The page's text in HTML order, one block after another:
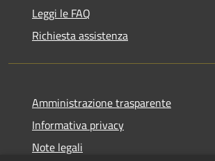
Leggi le FAQ
Richiesta assistenza
Amministrazione trasparente
Informativa privacy
Note legali